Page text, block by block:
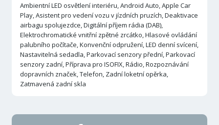
Ambientní LED osvětlení interiéru, Android Auto, Apple Car
Play, Asistent pro vedení vozu v jízdních pruzích, Deaktivace
airbagu spolujezdce, Digitální příjem rádia (DAB),
Elektrochromatické vnitřní zpětné zrcátko, Hlasové ovládání
palubního počítače, Konvenční odpružení, LED denní svícení,
Nastavitelná sedadla, Parkovací senzory přední, Parkovací
senzory zadní, Příprava pro ISOFIX, Rádio, Rozpoznávání
dopravních značek, Telefon, Zadní loketní opěrka,
Zatmavená zadní skla